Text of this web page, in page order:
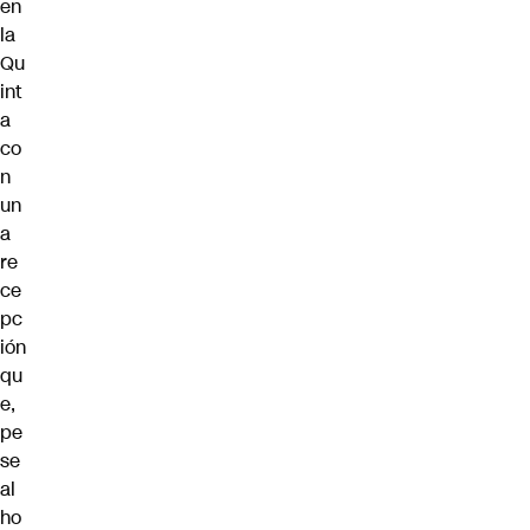
en
la
Qu
int
a
co
n
un
a
re
ce
pc
ión
qu
e,
pe
se
al
ho